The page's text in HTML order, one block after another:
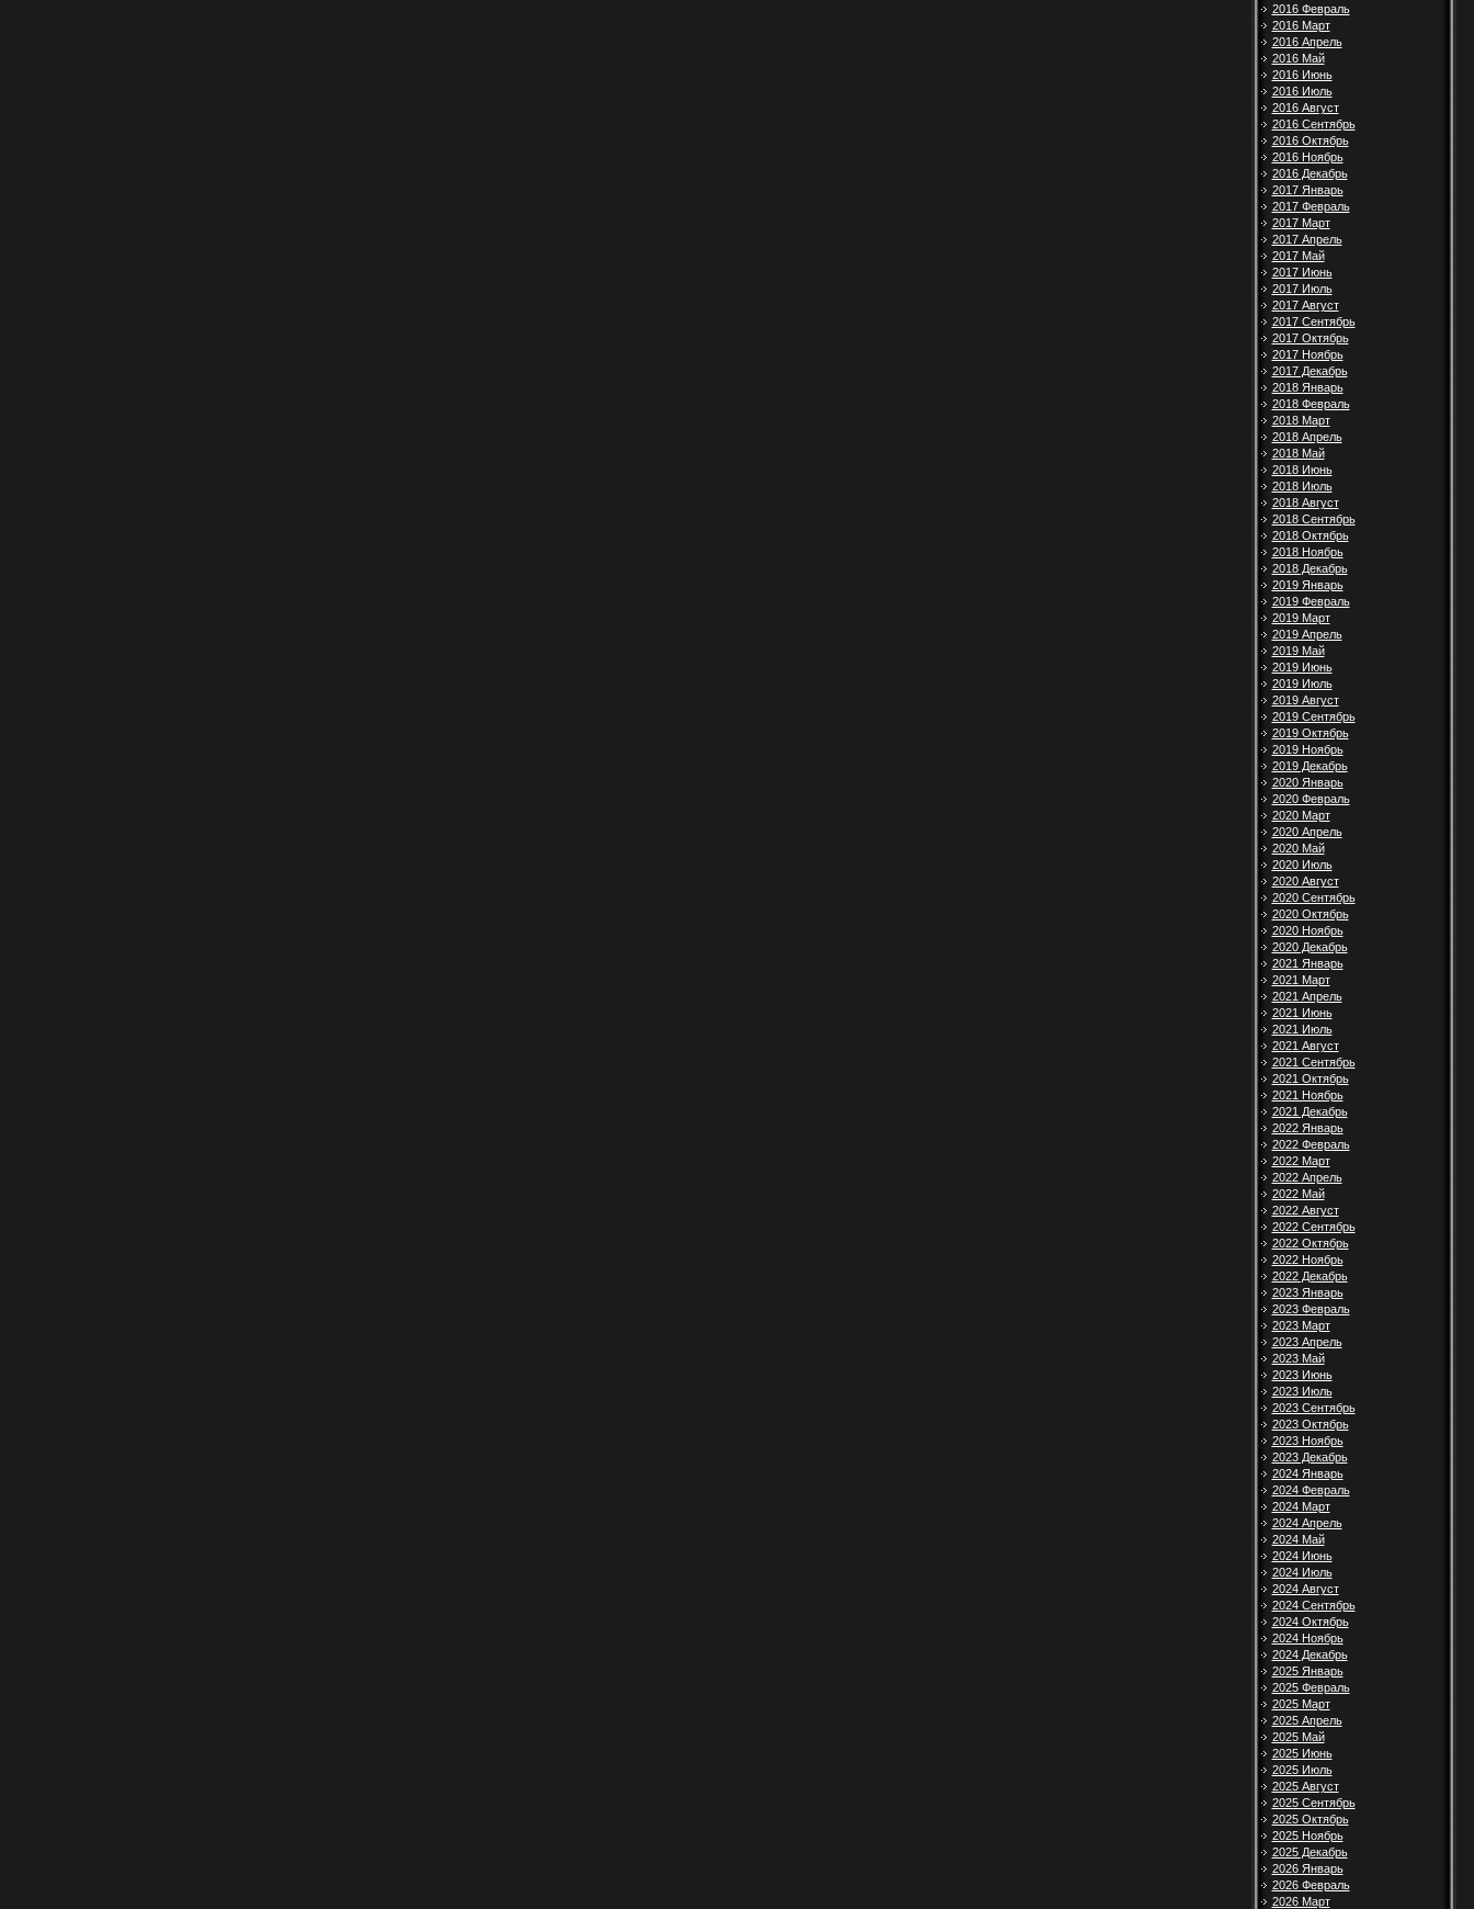
2016 Февраль
2016 Март
2016 Апрель
2016 Май
2016 Июнь
2016 Июль
2016 Август
2016 Сентябрь
2016 Октябрь
2016 Ноябрь
2016 Декабрь
2017 Январь
2017 Февраль
2017 Март
2017 Апрель
2017 Май
2017 Июнь
2017 Июль
2017 Август
2017 Сентябрь
2017 Октябрь
2017 Ноябрь
2017 Декабрь
2018 Январь
2018 Февраль
2018 Март
2018 Апрель
2018 Май
2018 Июнь
2018 Июль
2018 Август
2018 Сентябрь
2018 Октябрь
2018 Ноябрь
2018 Декабрь
2019 Январь
2019 Февраль
2019 Март
2019 Апрель
2019 Май
2019 Июнь
2019 Июль
2019 Август
2019 Сентябрь
2019 Октябрь
2019 Ноябрь
2019 Декабрь
2020 Январь
2020 Февраль
2020 Март
2020 Апрель
2020 Май
2020 Июль
2020 Август
2020 Сентябрь
2020 Октябрь
2020 Ноябрь
2020 Декабрь
2021 Январь
2021 Март
2021 Апрель
2021 Июнь
2021 Июль
2021 Август
2021 Сентябрь
2021 Октябрь
2021 Ноябрь
2021 Декабрь
2022 Январь
2022 Февраль
2022 Март
2022 Апрель
2022 Май
2022 Август
2022 Сентябрь
2022 Октябрь
2022 Ноябрь
2022 Декабрь
2023 Январь
2023 Февраль
2023 Март
2023 Апрель
2023 Май
2023 Июнь
2023 Июль
2023 Сентябрь
2023 Октябрь
2023 Ноябрь
2023 Декабрь
2024 Январь
2024 Февраль
2024 Март
2024 Апрель
2024 Май
2024 Июнь
2024 Июль
2024 Август
2024 Сентябрь
2024 Октябрь
2024 Ноябрь
2024 Декабрь
2025 Январь
2025 Февраль
2025 Март
2025 Апрель
2025 Май
2025 Июнь
2025 Июль
2025 Август
2025 Сентябрь
2025 Октябрь
2025 Ноябрь
2025 Декабрь
2026 Январь
2026 Февраль
2026 Март